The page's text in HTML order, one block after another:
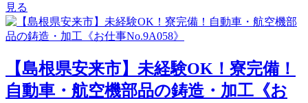
見る
【島根県安来市】未経験OK！寮完備！
自動車・航空機部品の鋳造・加工《お